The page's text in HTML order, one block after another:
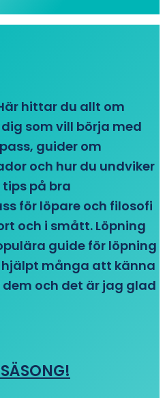
hittar du allt om
som vill börja med
guider om
och hur du undviker
på bra
för löpare och filosofi
och i smått. Löpning
guide för löpning
många att känna
och det är jag glad